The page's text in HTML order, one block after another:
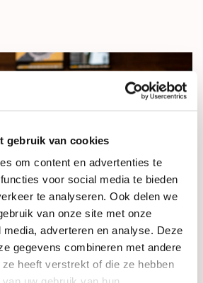
gebruik van cookies
om content en advertenties te
voor social media te bieden
te analyseren. Ook delen we
van onze site met onze
adverteren en analyse. Deze
gegevens combineren met andere
heeft verstrekt of die ze hebben